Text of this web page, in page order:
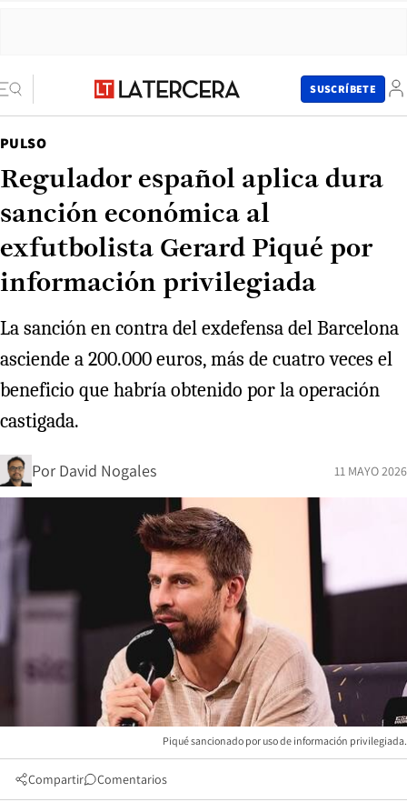
SUSCRÍBETE
PULSO
Regulador español aplica dura
sanción económica al
exfutbolista Gerard Piqué por
información privilegiada
La sanción en contra del exdefensa del Barcelona
asciende a 200.000 euros, más de cuatro veces el
beneficio que habría obtenido por la operación
castigada.
Por David Nogales 11 MAYO 2026
Piqué sancionado por uso de información privilegiada.
Compartir Comentarios